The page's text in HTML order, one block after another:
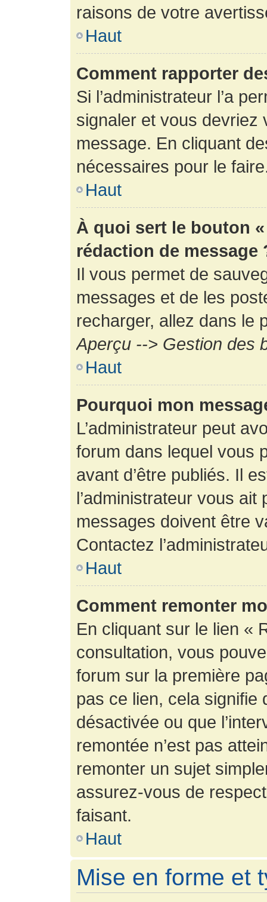
raisons de votre
Haut
Comment rapporter
Si l’administrateur l’a
signaler et vous devriez
message. En cliquant
nécessaires pour le
Haut
À quoi sert le bouton
rédaction de message
Il vous permet de
messages et de les
recharger, allez dans le
Aperçu --> Gestion des
Haut
Pourquoi mon
L’administrateur peut
forum dans lequel vous
avant d’être publiés. Il
l’administrateur vous
messages doivent être
Contactez
Haut
Comment remonter
En cliquant sur le lien «
consultation, vous
forum sur la première
pas ce lien, cela signifie
désactivée ou que
remontée n’est pas
remonter un sujet
assurez-vous de
faisant.
Haut
Mise en forme et